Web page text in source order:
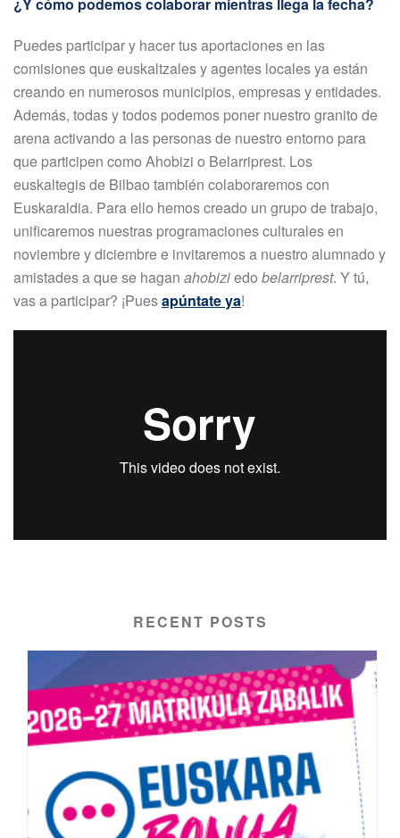
Puedes participar y hacer tus aportaciones en las
comisiones que euskaltzales y agentes locales ya están
creando en numerosos municipios, empresas y entidades.
Además, todas y todos podemos poner nuestro granito de
arena activando a las personas de nuestro entorno para
que participen como Ahobizi o Belarriprest. Los
euskaltegis de Bilbao también colaboraremos con
Euskaraldia. Para ello hemos creado un grupo de trabajo,
unificaremos nuestras programaciones culturales en
noviembre y diciembre e invitaremos a nuestro alumnado y
amistades a que se hagan ahobiziedo belarriprest. Y tú,
vas a participar? ¡Puesapúntate ya!
RECENT POSTS